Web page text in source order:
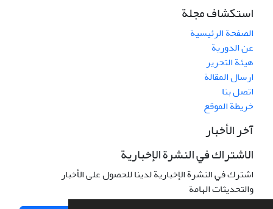
استكشاف مجلة
الصفحة الرئيسية
عن الدورية
هيئة التحرير
ارسال المقالة
اتصل بنا
خريطة الموقع
آخر الأخبار
الاشتراك في النشرة الإخبارية
اشترك في النشرة الإخبارية لدينا للحصول على الأخبار
والتحديثات الهامة